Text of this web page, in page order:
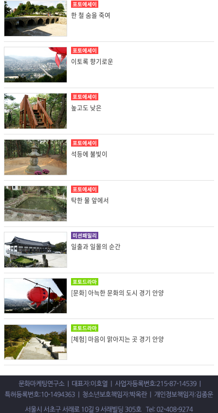
포토에세이
한 철 숨을 죽여
포토에세이
이토록 향기로운
포토에세이
높고도 낮은
포토에세이
석등에 불빛이
포토에세이
탁한 물 앞에서
미션패밀리
일출과 일몰의 순간
포토드라마
[문화] 아늑한 문화의 도시 경기 안양
포토드라마
[체험] 마음이 맑아지는 곳 경기 안양